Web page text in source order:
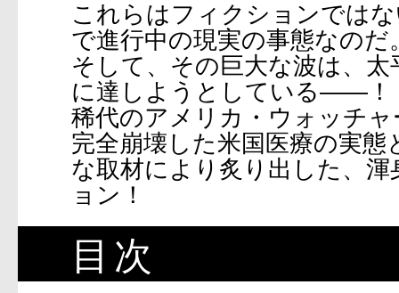
これらはフィクションでは
で進行中の現実の事態なのだ
そして、その巨大な波は、
に達しようとしている――！
稀代のアメリカ・ウォッチ
完全崩壊した米国医療の実態
な取材により炙り出した、
ョン！
目次